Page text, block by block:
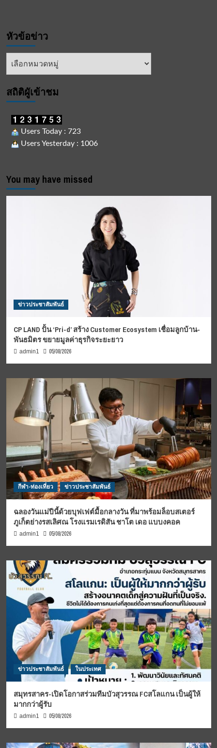
หัวข้อข่าว
หัวข้อ
สถิติผูัเข้าชม
Users Today : 723
Users Yesterday : 1006
You may have missed
ข่าวประชาสัมพันธ์
CP LAND ปั้น ‘Pri-d’ สร้าง Customer Ecosystem เชื่อมลูกบ้าน-
พันธมิตร ขยายมูลค่าธุรกิจระยะยาว
admin1 05/08/2026
กีฬา-ท่องเที่ยว ข่าวประชาสัมพันธ์
ฉลองวันแม่ปีนี้ด้วยบุฟเฟต์มื้อกลางวัน ที่มาพร้อมล็อบสเตอร์
ภูเก็ตย่างรสเลิศณ โรงแรมเรดิสัน ชาโต เดอ แบบงคอค
admin1 05/08/2026
ข่าวประชาสัมพันธ์ ในประเทศ
สมุทรสาคร-เปิดโอกาสร่วมทีมบัวสุวรรณ FCสโลแกน เป็นผู้ให้
มากกว่าผู้รับ
admin1 05/08/2026